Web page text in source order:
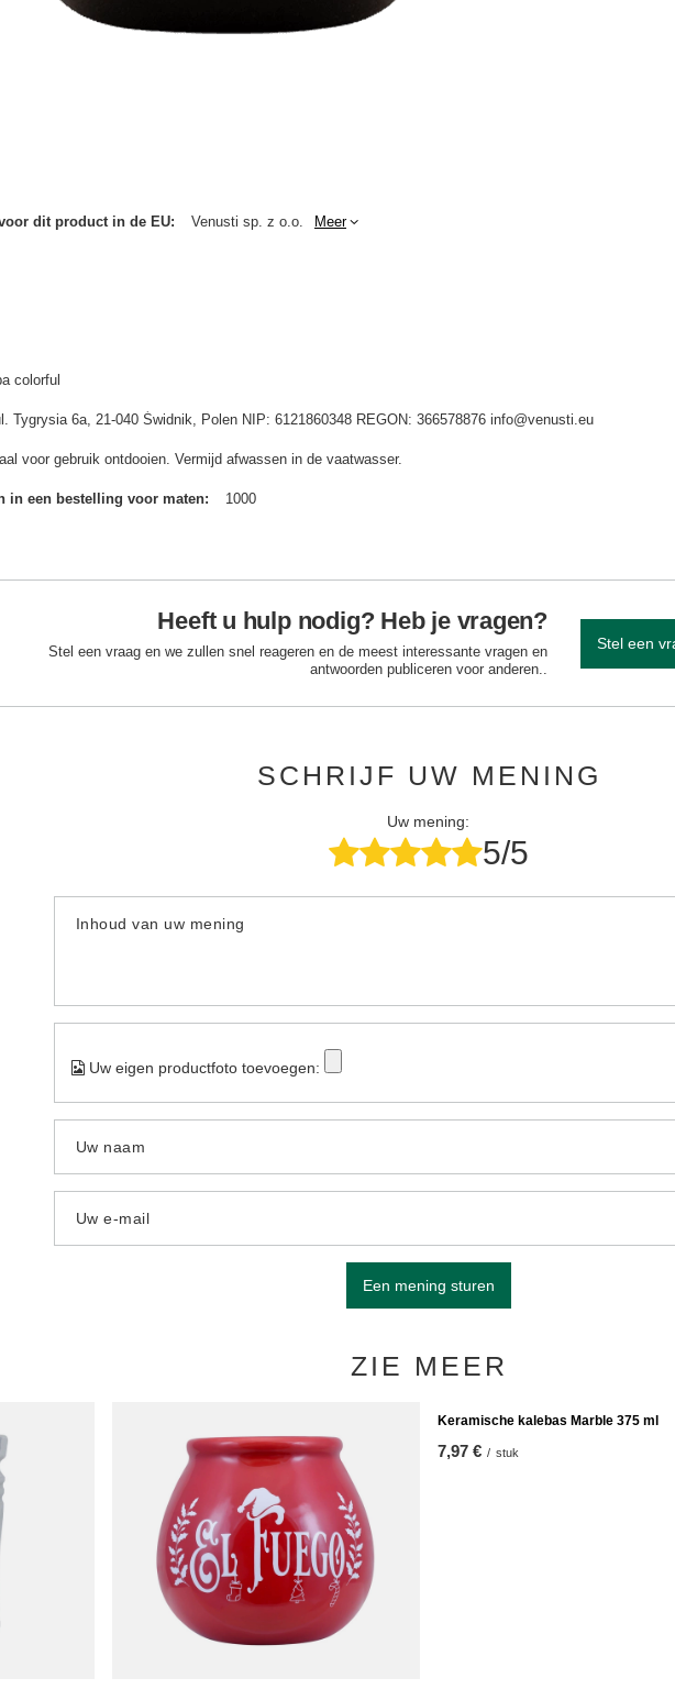
dit product in de EU Venusti sp. z o.o. Meer
colorful
Tygrysia 6a, 21-040 Świdnik, Polen NIP: 6121860348 REGON: 366578876 info@venusti.eu
voor gebruik ontdooien. Vermijd afwassen in de vaatwasser.
in een bestelling voor maten 1000
Heeft u hulp nodig? Heb je vragen?
Stel een vraag en we zullen snel reageren en de meest interessante vragen en
antwoorden publiceren voor anderen..
Stel een
SCHRIJF UW MENING
Uw mening:
5/5
Inhoud van uw mening
Uw eigen productfoto toevoegen:
Uw naam
Uw e-mail
Een mening sturen
ZIE MEER